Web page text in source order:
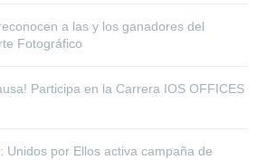
a las y los ganadores del
Fotográfico
Participa en la Carrera IOS OFFICES
Unidos por Ellos activa campaña de